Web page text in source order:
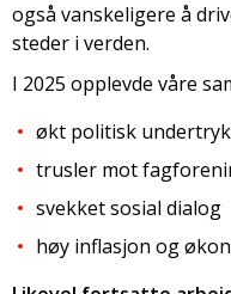
også vanskeligere å
steder i verden.
I 2025 opplevde våre
økt politisk
trusler mot
svekket sosial dialog
høy inflasjon og